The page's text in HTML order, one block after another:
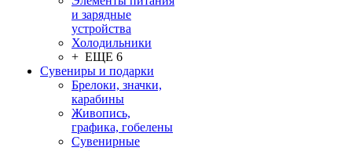
и зарядные
устройства
Холодильники
+ ЕЩЕ 6
Сувениры и подарки
Брелоки, значки,
карабины
Живопись,
графика, гобелены
Сувенирные